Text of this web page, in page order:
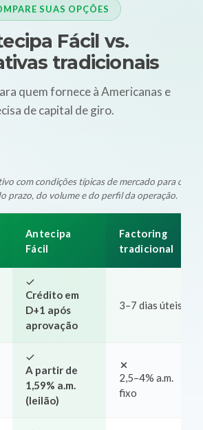
SUAS OPÇÕES
Fácil vs.
tradicionais
quem fornece à Americanas e
de capital de giro.
com condições típicas de mercado para
prazo, do volume e do perfil da operação.
Antecipa
Fácil
Factoring
tradicional
Crédito em
D+1 após
aprovação
3–7 dias úteis
A partir de
1,59% a.m.
(leilão)
2,5–4% a.m.
fixo